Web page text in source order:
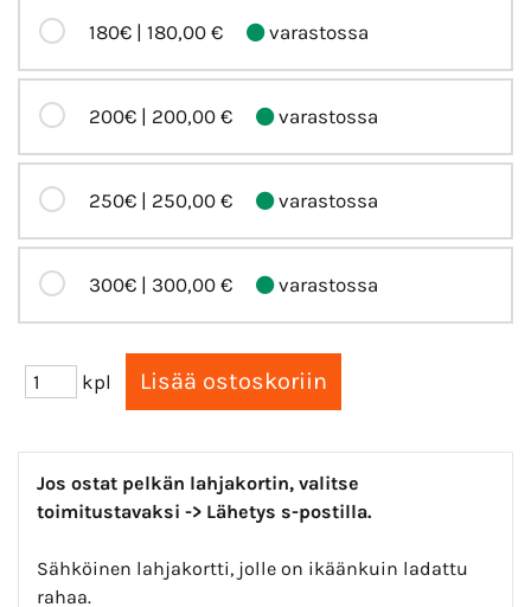
180€ | 180,00 € varastossa
200€ | 200,00 € varastossa
250€ | 250,00 € varastossa
300€ | 300,00 € varastossa
kpl
Jos ostat pelkän lahjakortin, valitse
toimitustavaksi -> Lähetys s-postilla.
Sähköinen lahjakortti, jolle on ikäänkuin ladattu
rahaa.